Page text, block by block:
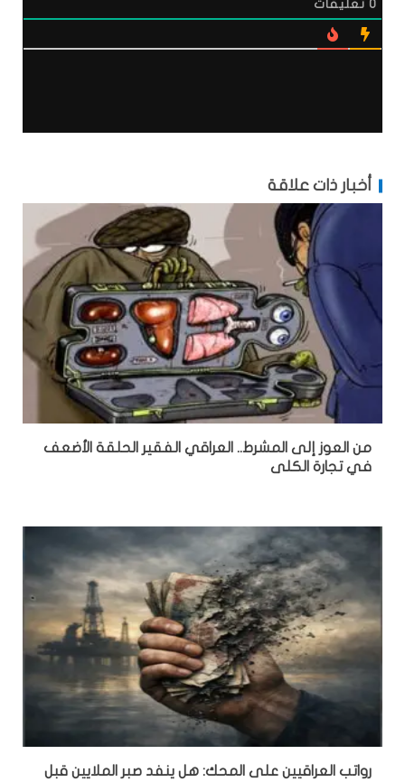
0 تعليقات
أخبار ذات علاقة
من العوز إلى المشرط.. العراقي الفقير الحلقة الأضعف
في تجارة الكلى
رواتب العراقيين على المحك: هل ينفد صبر الملايين قبل